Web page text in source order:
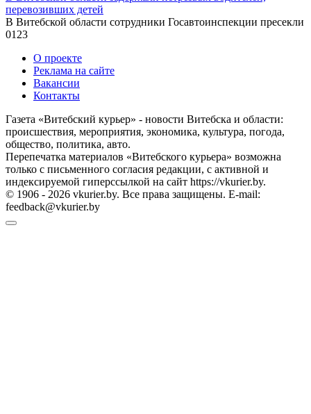
перевозивших детей
В Витебской области сотрудники Госавтоинспекции пресекли
0123
О проекте
Реклама на сайте
Вакансии
Контакты
Газета «Витебский курьер» - новости Витебска и области:
происшествия, мероприятия, экономика, культура, погода,
общество, политика, авто.
Перепечатка материалов «Витебского курьера» возможна
только с письменного согласия редакции, с активной и
индексируемой гиперссылкой на сайт https://vkurier.by.
© 1906 - 2026 vkurier.by. Все права защищены. E-mail:
feedback@vkurier.by